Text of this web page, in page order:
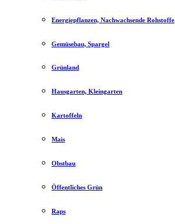
Energiepflanzen, Nachwachsende Rohstoffe
Gemüsebau, Spargel
Grünland
Hausgarten, Kleingarten
Kartoffeln
Mais
Obstbau
Öffentliches Grün
Raps